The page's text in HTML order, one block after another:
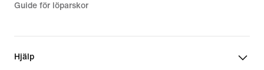
Guide för löparskor
Hjälp